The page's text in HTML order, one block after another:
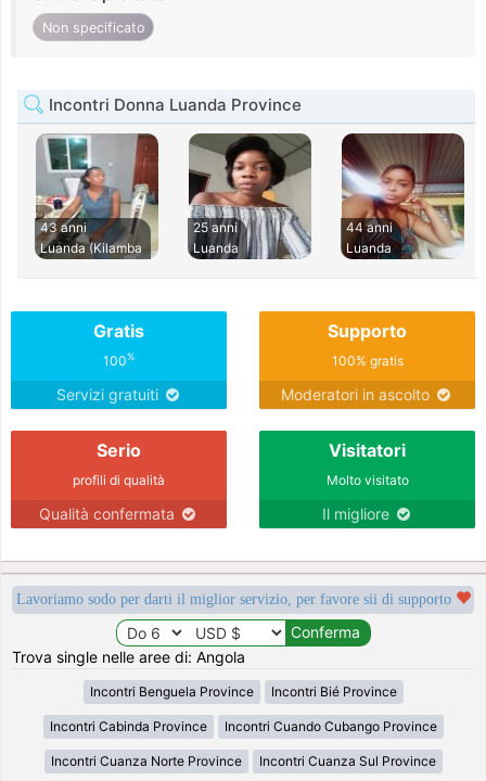
Non specificato
Incontri Donna Luanda Province
43 anni
Luanda (Kilamba
25 anni
Luanda
44 anni
Luanda
Gratis
100%
Servizi gratuiti
Supporto
100% gratis
Moderatori in ascolto
Serio
profili di qualità
Qualità confermata
Visitatori
Molto visitato
Il migliore
Lavoriamo sodo per darti il miglior servizio, per favore sii di supporto
Trova single nelle aree di: Angola
Incontri Benguela Province Incontri Bié Province
Incontri Cabinda Province Incontri Cuando Cubango Province
Incontri Cuanza Norte Province Incontri Cuanza Sul Province